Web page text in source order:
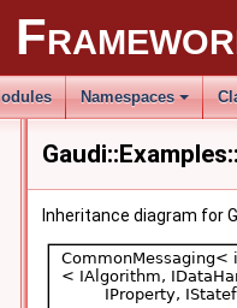
Namespaces
Inheritance diagram for